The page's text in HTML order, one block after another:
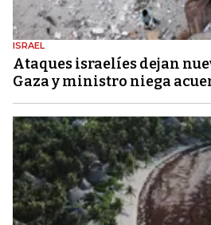
ISRAEL
Ataques israelíes dejan
Gaza y ministro niega